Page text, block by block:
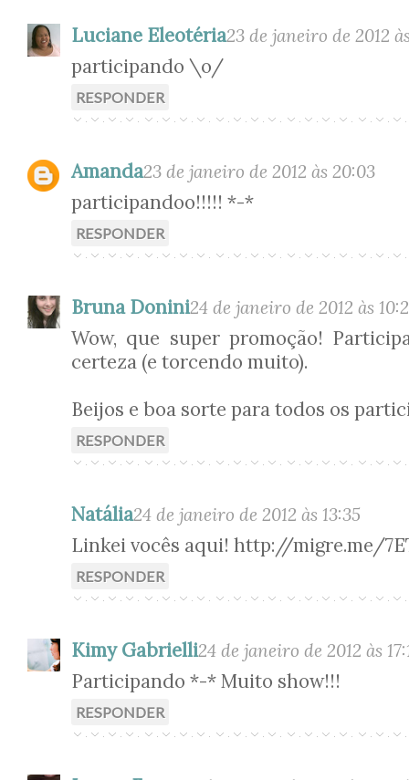
Luciane Eleotéria23 de janeiro de 2012
participando \o/
RESPONDER
Amanda23 de janeiro de 2012 às 20:03
participandoo!!!!! *-*
RESPONDER
Bruna Donini24 de janeiro de 2012 às
Wow, que super promoção!
certeza (e torcendo muito).
Beijos e boa sorte para todos os
RESPONDER
Natália24 de janeiro de 2012 às 13:35
Linkei vocês aqui! http://migre.me/
RESPONDER
Kimy Gabrielli24 de janeiro de 2012 às
Participando *-* Muito show!!!
RESPONDER